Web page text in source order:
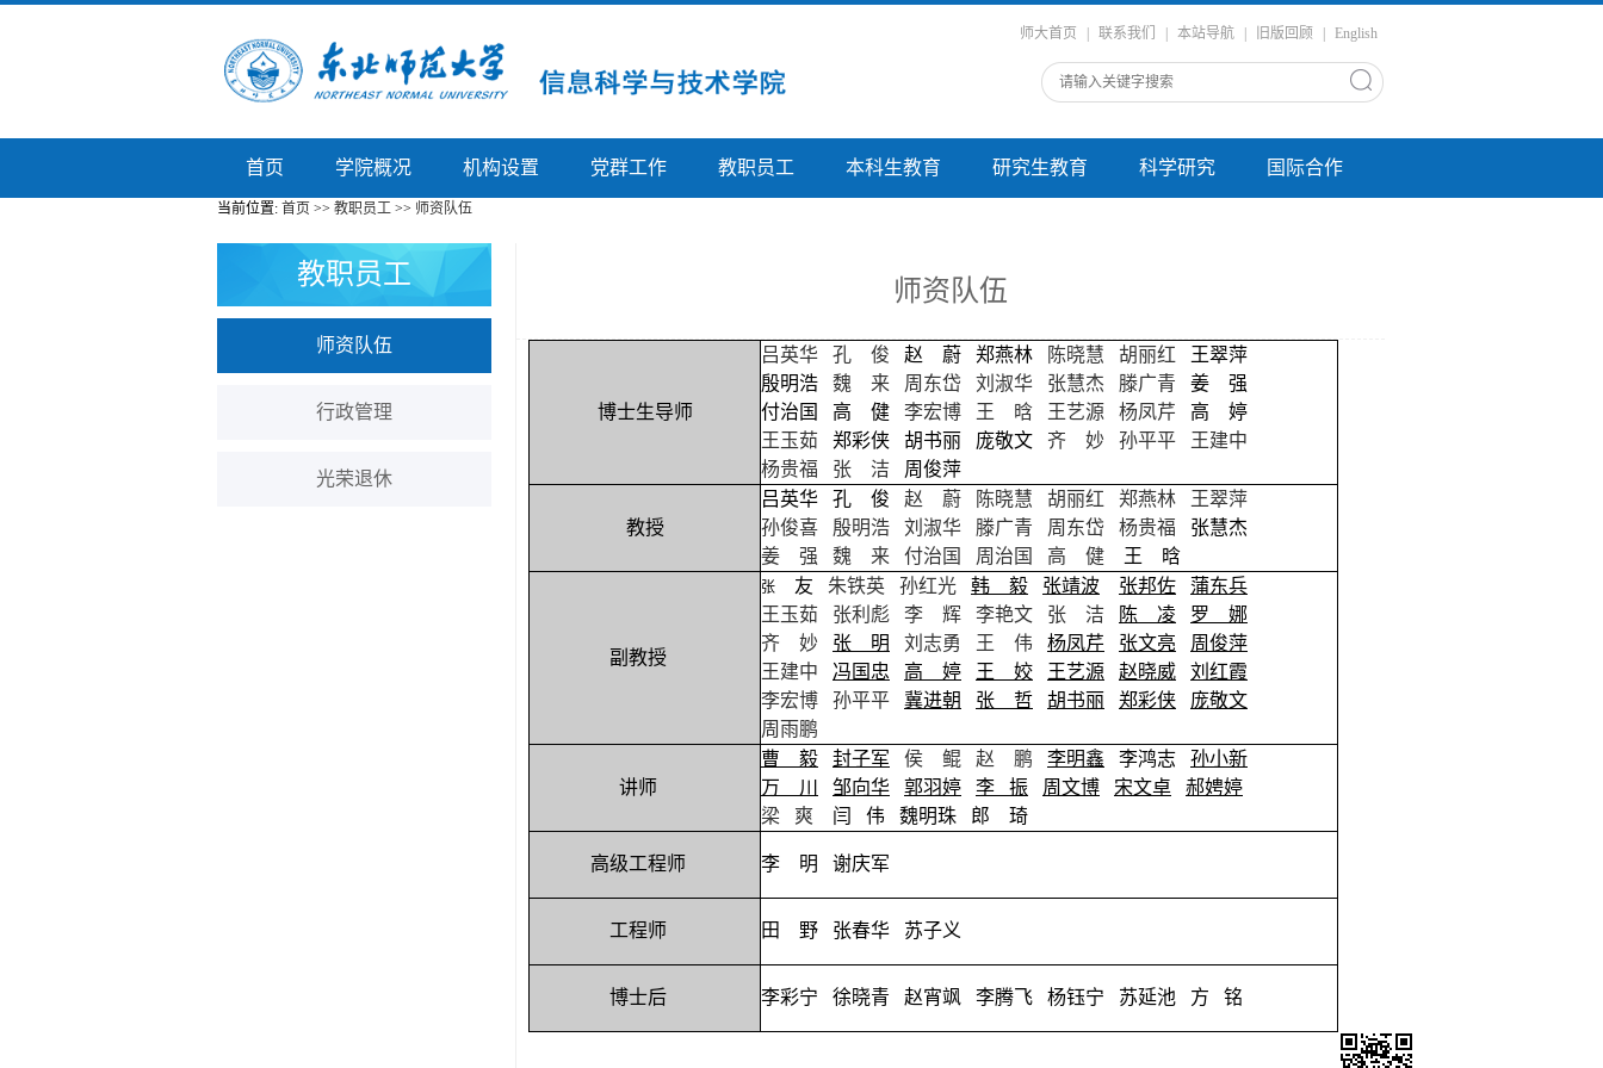
师大首页 联系我们 本站导航 旧版回顾 English
首页 学院概况 机构设置 党群工作 教职员工 本科生教育 研究生教育 科学研究 国际合作
当前位置: 首页 >> 教职员工 >> 师资队伍
教职员工
师资队伍
行政管理
光荣退休
师资队伍
博士生导师
吕英华 孔 俊 赵 蔚 郑燕林 陈晓慧 胡丽红
王翠萍
殷明浩
魏 来 周东岱 刘淑华 张慧杰 滕广青
姜 强
付治国 高 健 李宏博 王 晗 王艺源 杨凤芹
高 婷
王玉茹
郑彩侠 胡书丽 庞敬文 齐 妙 孙平平
王建中
杨贵福
张 洁 周俊萍
教授
吕英华 孔 俊 赵 蔚 陈晓慧 胡丽红 郑燕林
王翠萍
孙俊喜
殷明浩 刘淑华 滕广青 周东岱 杨贵福
张慧杰
姜 强
魏 来 付治国 周治国 高 健 王 晗
副教授
张 友 朱铁英 孙红光 韩 毅 张靖波 张邦佐
蒲东兵
王玉茹
张利彪 李 辉 李艳文 张 洁 陈 凌
罗 娜
齐 妙
张 明 刘志勇 王 伟 杨凤芹 张文亮
周俊萍
王建中
冯国忠 高 婷 王 姣 王艺源 赵晓威
刘红霞
李宏博
孙平平 冀进朝 张 哲 胡书丽 郑彩侠
庞敬文
周雨鹏
讲师
曹 毅 封子军 侯 鲲 赵 鹏 李明鑫 李鸿志 孙小新
万 川
邹向华 郭羽婷 李 振 周文博 宋文卓
郝娉婷
梁 爽 闫 伟 魏明珠 郎 琦
高级工程师 李 明 谢庆军
工程师 田 野 张春华 苏子义
博士后 李彩宁 徐晓青 赵宵飒 李腾飞 杨钰宁 苏延池 方 铭